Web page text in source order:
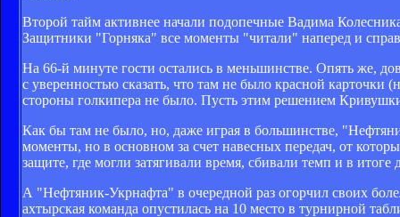
Второй тайм активнее начали подопечные Вадима
Защитники "Горняка" все моменты "читали" наперед и
На 66-й минуте гости остались в меньшинстве. Опять же,
с уверенностью сказать, что там не было красной
стороны голкипера не было. Пусть этим решением
Как бы там не было, но, даже играя в большинстве,
моменты, но в основном за счет навесных передач, от
защите, где могли затягивали время, сбивали темп и в
А "Нефтяник-Укрнафта" в очередной раз огорчил своих
ахтырская команда опустилась на 10 место в турнирной